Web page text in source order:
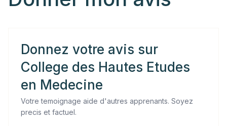
Donnez votre avis sur
College des Hautes Etudes
en Medecine
Votre temoignage aide d'autres apprenants. Soyez
precis et factuel.